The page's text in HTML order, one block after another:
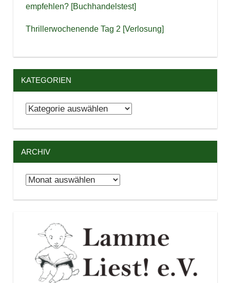
empfehlen? [Buchhandelstest]
Thrillerwochenende Tag 2 [Verlosung]
KATEGORIEN
Kategorien
ARCHIV
Archiv